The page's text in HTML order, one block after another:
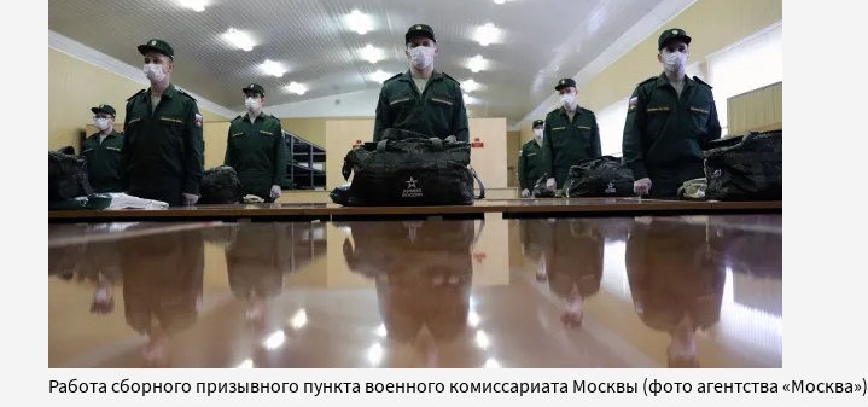
Работа сборного призывного пункта военного комиссариата Москвы (фото агентства «Москва»)